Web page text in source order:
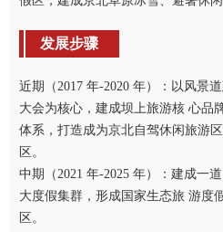
发展步骤
近期（2017 年-2020 年）：以风景
大会为核心，建成坝上旅游核 心品
体系，打造成为京北自驾休闲旅游
区。
中期（2021 年-2025 年）：建成一
大度假集群，形成国家生态旅 游度
区。